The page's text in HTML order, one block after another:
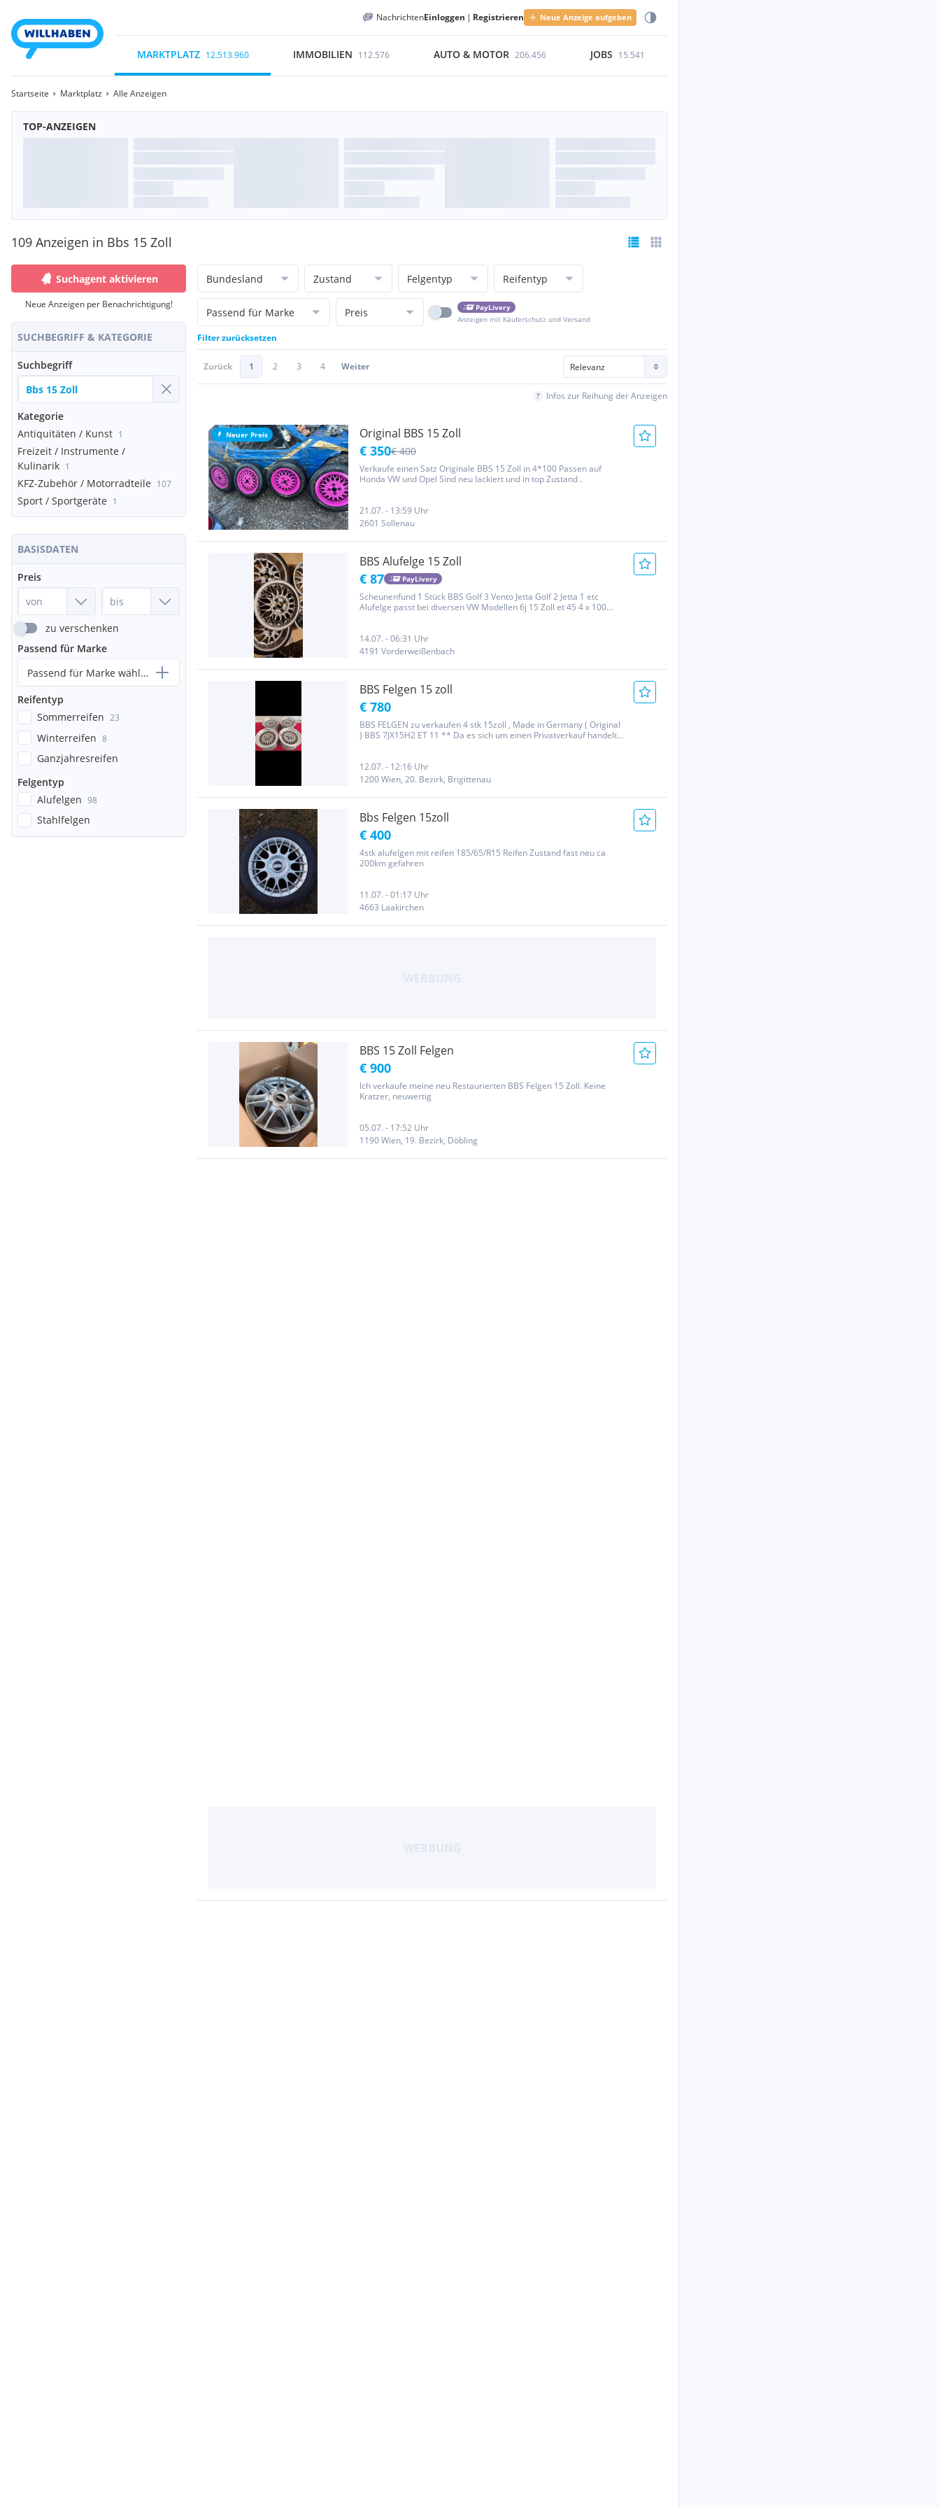
NachrichtenEinloggen | Registrieren Neue Anzeige aufgeben
MARKTPLATZ 12.513.960 IMMOBILIEN 112.576 AUTO & MOTOR 206.456 JOBS 15.541
Startseite Marktplatz Alle Anzeigen
TOP-ANZEIGEN
109 Anzeigen in Bbs 15 Zoll
Suchagent aktivieren
Neue Anzeigen per Benachrichtigung!
SUCHBEGRIFF & KATEGORIE
Suchbegriff
Kategorie
Antiquitäten / Kunst 1
Freizeit / Instrumente /
Kulinarik 1
KFZ-Zubehör / Motorradteile 107
Sport / Sportgeräte 1
BASISDATEN
Preis
zu verschenken
Passend für Marke
Passend für Marke wählen...
Reifentyp
Sommerreifen 23
Winterreifen 8
Ganzjahresreifen
Felgentyp
Alufelgen 98
Stahlfelgen
Bundesland Zustand Felgentyp Reifentyp
Passend für Marke Preis
PayLivery
Anzeigen mit Käuferschutz und Versand
Filter zurücksetzen
Zurück 1 2 3 4 Weiter
Infos zur Reihung der Anzeigen
Neuer Preis Original BBS 15 Zoll
€ 350€ 400
Verkaufe einen Satz Originale BBS 15 Zoll in 4*100 Passen auf
Honda VW und Opel Sind neu lackiert und in top Zustand .
21.07. - 13:59 Uhr
2601 Sollenau
BBS Alufelge 15 Zoll
€ 87 PayLivery
Scheunenfund 1 Stück BBS Golf 3 Vento Jetta Golf 2 Jetta 1 etc
Alufelge passt bei diversen VW Modellen 6j 15 Zoll et 45 4 x 100
möglich...
14.07. - 06:31 Uhr
4191 Vorderweißenbach
BBS Felgen 15 zoll
€ 780
BBS FELGEN zu verkaufen 4 stk 15zoll , Made in Germany ( Original
) BBS 7JX15H2 ET 11 ** Da es sich um einen Privatverkauf handelt
12.07. - 12:16 Uhr
1200 Wien, 20. Bezirk, Brigittenau
Bbs Felgen 15zoll
€ 400
4stk alufelgen mit reifen 185/65/R15 Reifen Zustand fast neu ca
200km gefahren
11.07. - 01:17 Uhr
4663 Laakirchen
BBS 15 Zoll Felgen
€ 900
Ich verkaufe meine neu Restaurierten BBS Felgen 15 Zoll. Keine
Kratzer, neuwertig
05.07. - 17:52 Uhr
1190 Wien, 19. Bezirk, Döbling